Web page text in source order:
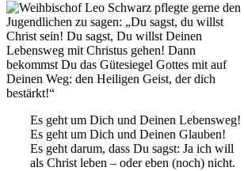
Weihbischof Leo Schwarz pflegte gerne den
Jugendlichen zu sagen: „Du sagst, du willst
Christ sein! Du sagst, Du willst Deinen
Lebensweg mit Christus gehen! Dann
bekommst Du das Gütesiegel Gottes mit auf
Deinen Weg: den Heiligen Geist, der dich
bestärkt!“
Es geht um Dich und Deinen Lebensweg!
Es geht um Dich und Deinen Glauben!
Es geht darum, dass Du sagst: Ja ich will
als Christ leben – oder eben (noch) nicht.